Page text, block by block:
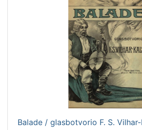
Balade / glasbotvorio F. S.